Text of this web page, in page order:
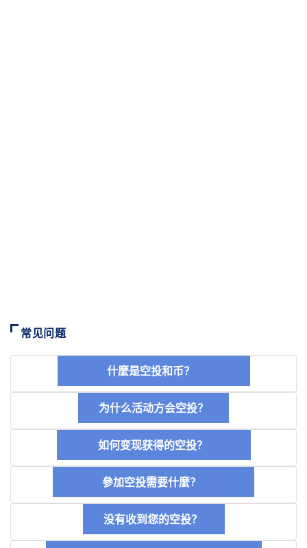
常见问题
什麼是空投和币？
为什么活动方会空投？
如何变现获得的空投？
參加空投需要什麼？
没有收到您的空投？